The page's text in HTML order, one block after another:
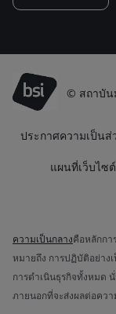
© สถาบัน
ประกาศความเป็นส่
แผนที่เว็บไซต์
ความเป็นกลางคือหลักกา
หมายถึง การปฏิบัติอย่าง
การดำเนินธุรกิจทั้งหมด
ภายนอกที่จะส่งผลต่อคว